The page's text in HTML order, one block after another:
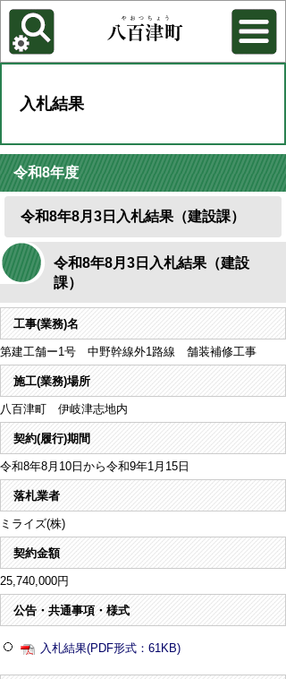
各種機能
背景色を変更する
入札結果
令和8年度
令和8年8月3日入札結果（建設課）
令和8年8月3日入札結果（建設
課）
工事(業務)名
第建工舗ー1号 中野幹線外1路線 舗装補修工事
施工(業務)場所
八百津町 伊岐津志地内
契約(履行)期間
令和8年8月10日から令和9年1月15日
落札業者
ミライズ(株)
契約金額
25,740,000円
公告・共通事項・様式
入札結果(PDF形式：61KB)